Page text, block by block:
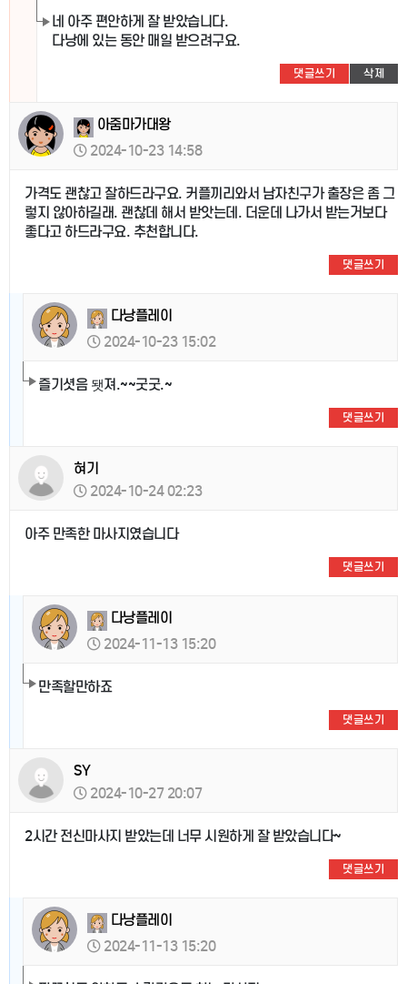
네 아주 편안하게 잘 받았습니다.
다낭에 있는 동안 매일 받으려구요.
댓글쓰기 삭제
아줌마가대왕
2024-10-23 14:58
가격도 괜찮고 잘하드라구요. 커플끼리와서 남자친구가 출장은 좀 그
렇지 않아하길래. 괜찮데 해서 받앗는데. 더운데 나가서 받는거보다
좋다고 하드라구요. 추천합니다.
댓글쓰기
다낭플레이
2024-10-23 15:02
즐기셧음 됏져.~~굿굿.~
댓글쓰기
혀기
2024-10-24 02:23
아주 만족한 마사지였습니다
댓글쓰기
다낭플레이
2024-11-13 15:20
만족할만하죠
댓글쓰기
SY
2024-10-27 20:07
2시간 전신마사지 받았는데 너무 시원하게 잘 받았습니다~
댓글쓰기
다낭플레이
2024-11-13 15:20